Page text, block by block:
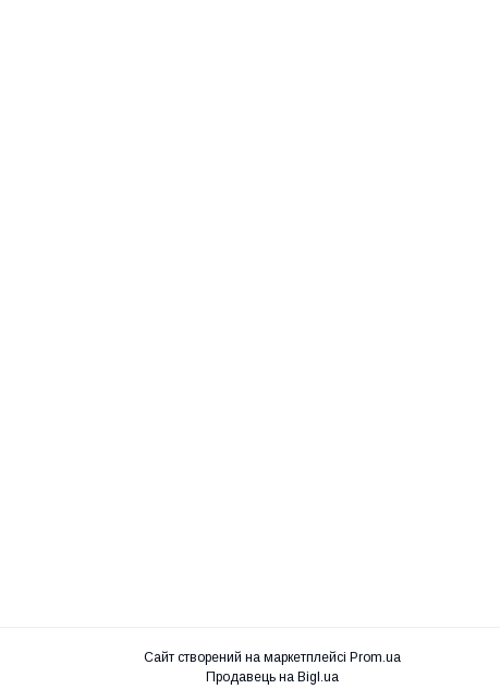
Сайт створений на маркетплейсі Prom.ua
Продавець на Bigl.ua